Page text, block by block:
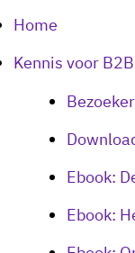
Home
Kennis voor
Ebook:
Ebook: